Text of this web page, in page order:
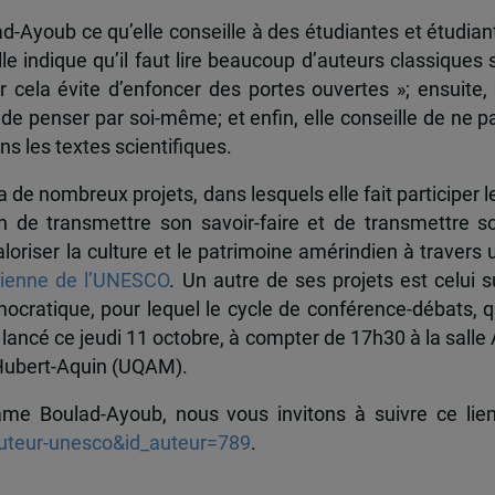
Ayoub ce qu’elle conseille à des étudiantes et
indique qu’il faut lire beaucoup d’auteurs classiques
évite d’enfoncer des portes ouvertes »; ensuite,
penser par soi-même; et enfin, elle conseille de ne
les textes scientifiques.
de nombreux projets, dans lesquels elle fait participer
de transmettre son savoir-faire et de transmettre
la culture et le patrimoine amérindien à travers
de l’UNESCO. Un autre de ses projets est celui
pour lequel le cycle de conférence-débats,
ce jeudi 11 octobre, à compter de 17h30 à la salle
Aquin (UQAM).
Boulad-Ayoub, nous vous invitons à suivre ce
unesco&id_auteur=789.